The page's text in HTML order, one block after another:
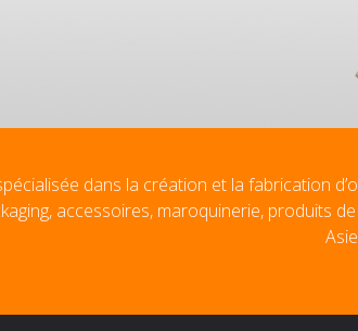
dans la création et la fabrication
accessoires, maroquinerie, produits